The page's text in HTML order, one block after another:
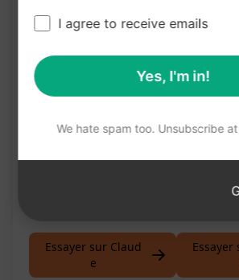
Inspiration pour de nouveaux
Gain de connaissances
l'élevage et les soins des volailles
volaille de manière créative et
Essayer sur Claud
e
Essayer
I agree to receive emails
Yes, I'm in!
We hate spam too. Unsubscribe